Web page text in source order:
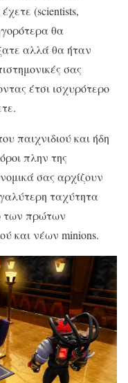
(scientists,
θα
αλλά θα ήταν
σας
έτσι ισχυρότερο
παιχνιδιού και ήδη
πλην της
σας αρχίζουν
ταχύτητα
των πρώτων
και νέων minions.